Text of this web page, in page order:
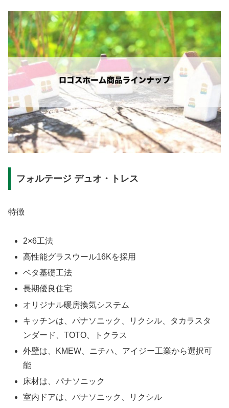
フォルテージ デュオ・トレス
特徴
2×6工法
高性能グラスウール16Kを採用
ベタ基礎工法
長期優良住宅
オリジナル暖房換気システム
キッチンは、パナソニック、リクシル、タカラスタ
ンダード、TOTO、トクラス
外壁は、KMEW、ニチハ、アイジー工業から選択可
能
床材は、パナソニック
室内ドアは、パナソニック、リクシル